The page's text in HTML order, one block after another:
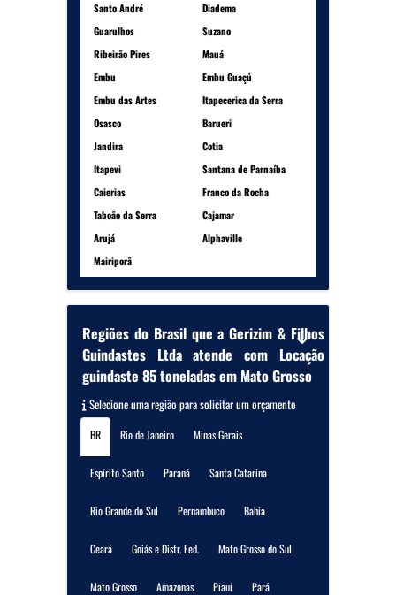
Santo André
Diadema
Guarulhos
Suzano
Ribeirão Pires
Mauá
Embu
Embu Guaçú
Embu das Artes
Itapecerica da Serra
Osasco
Barueri
Jandira
Cotia
Itapevi
Santana de Parnaíba
Caierias
Franco da Rocha
Taboão da Serra
Cajamar
Arujá
Alphaville
Mairiporã
Regiões do Brasil que a Gerizim & Filhos
Guindastes Ltda atende com Locação
guindaste 85 toneladas em Mato Grosso
Selecione uma região para solicitar um orçamento
BR Rio de Janeiro Minas Gerais
Espírito Santo Paraná Santa Catarina
Rio Grande do Sul Pernambuco Bahia
Ceará Goiás e Distr. Fed. Mato Grosso do Sul
Mato Grosso Amazonas Piauí Pará